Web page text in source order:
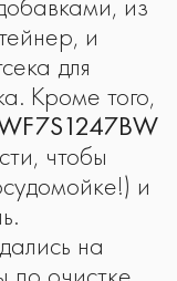
и
для
Кроме того,
чтобы
и
на